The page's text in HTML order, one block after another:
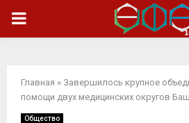
ОСНОВНОЕ
Главная » Завершилось крупное
помощи двух медицинских округов
Общество